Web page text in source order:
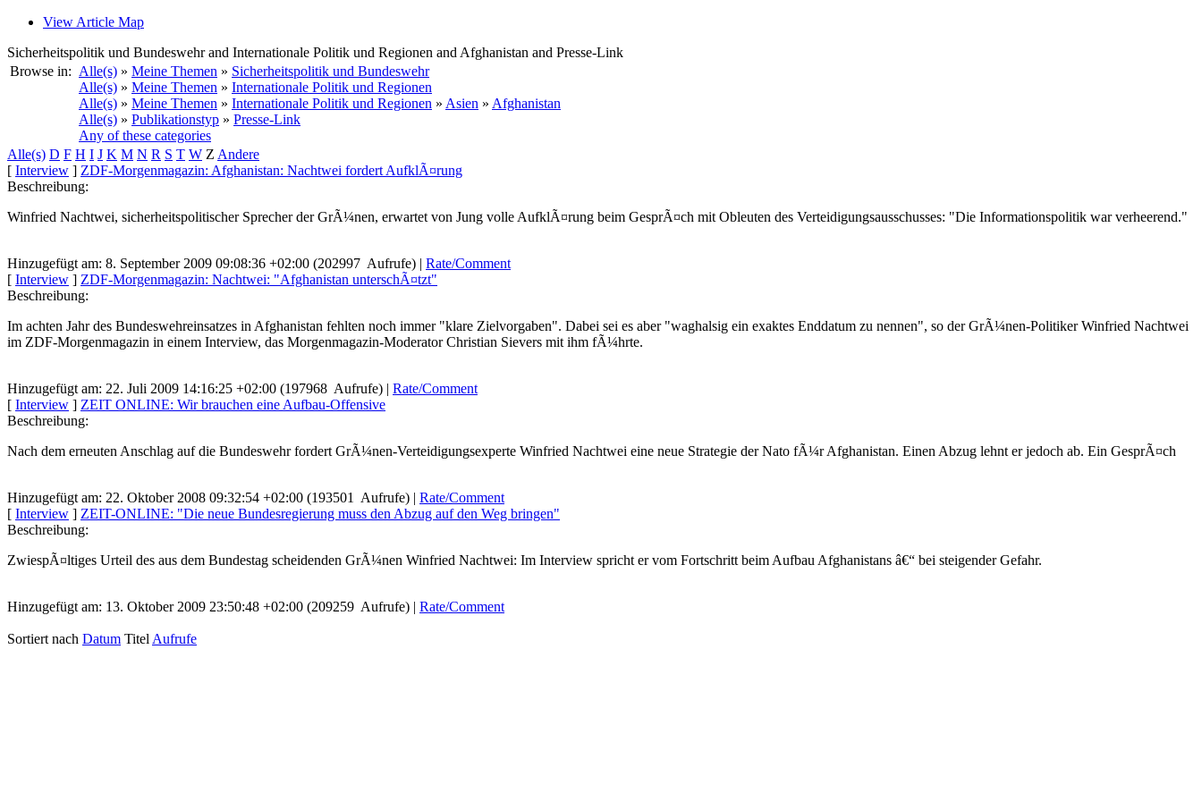
View Article Map
Sicherheitspolitik und Bundeswehr and Internationale Politik und Regionen and Afghanistan and Presse-Link
Browse in: Alle(s) » Meine Themen » Sicherheitspolitik und Bundeswehr
Alle(s) » Meine Themen » Internationale Politik und Regionen
Alle(s) » Meine Themen » Internationale Politik und Regionen » Asien » Afghanistan
Alle(s) » Publikationstyp » Presse-Link
Any of these categories
Alle(s) D F H I J K M N R S T W Z Andere
[ Interview ] ZDF-Morgenmagazin: Afghanistan: Nachtwei fordert AufklÃ¤rung
Beschreibung:
Winfried Nachtwei, sicherheitspolitischer Sprecher der GrÃ¼nen, erwartet von Jung volle AufklÃ¤rung beim GesprÃ¤ch mit Obleuten des Verteidigungsausschusses: "Die Informationspolitik war verheerend."
Hinzugefügt am: 8. September 2009 09:08:36 +02:00 (202997 Aufrufe) | Rate/Comment
[ Interview ] ZDF-Morgenmagazin: Nachtwei: "Afghanistan unterschÃ¤tzt"
Beschreibung:
Im achten Jahr des Bundeswehreinsatzes in Afghanistan fehlten noch immer "klare Zielvorgaben". Dabei sei es aber "waghalsig ein exaktes Enddatum zu nennen", so der GrÃ¼nen-Politiker Winfried Nachtwei
im ZDF-Morgenmagazin in einem Interview, das Morgenmagazin-Moderator Christian Sievers mit ihm fÃ¼hrte.
Hinzugefügt am: 22. Juli 2009 14:16:25 +02:00 (197968 Aufrufe) | Rate/Comment
[ Interview ] ZEIT ONLINE: Wir brauchen eine Aufbau-Offensive
Beschreibung:
Nach dem erneuten Anschlag auf die Bundeswehr fordert GrÃ¼nen-Verteidigungsexperte Winfried Nachtwei eine neue Strategie der Nato fÃ¼r Afghanistan. Einen Abzug lehnt er jedoch ab. Ein GesprÃ¤ch
Hinzugefügt am: 22. Oktober 2008 09:32:54 +02:00 (193501 Aufrufe) | Rate/Comment
[ Interview ] ZEIT-ONLINE: "Die neue Bundesregierung muss den Abzug auf den Weg bringen"
Beschreibung:
ZwiespÃ¤ltiges Urteil des aus dem Bundestag scheidenden GrÃ¼nen Winfried Nachtwei: Im Interview spricht er vom Fortschritt beim Aufbau Afghanistans â€“ bei steigender Gefahr.
Hinzugefügt am: 13. Oktober 2009 23:50:48 +02:00 (209259 Aufrufe) | Rate/Comment
Sortiert nach Datum Titel Aufrufe